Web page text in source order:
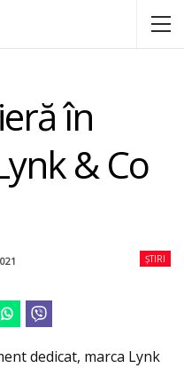
în
& Co
ȘTIRI
dedicat, marca Lynk